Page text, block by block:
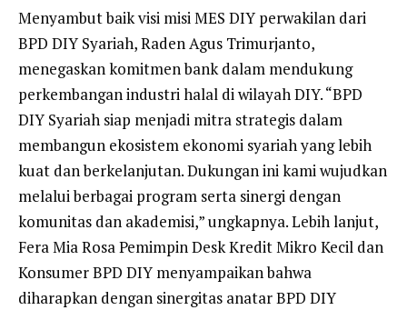
Menyambut baik visi misi MES DIY perwakilan dari
BPD DIY Syariah, Raden Agus Trimurjanto,
menegaskan komitmen bank dalam mendukung
perkembangan industri halal di wilayah DIY. “BPD
DIY Syariah siap menjadi mitra strategis dalam
membangun ekosistem ekonomi syariah yang lebih
kuat dan berkelanjutan. Dukungan ini kami wujudkan
melalui berbagai program serta sinergi dengan
komunitas dan akademisi,” ungkapnya. Lebih lanjut,
Fera Mia Rosa Pemimpin Desk Kredit Mikro Kecil dan
Konsumer BPD DIY menyampaikan bahwa
diharapkan dengan sinergitas anatar BPD DIY